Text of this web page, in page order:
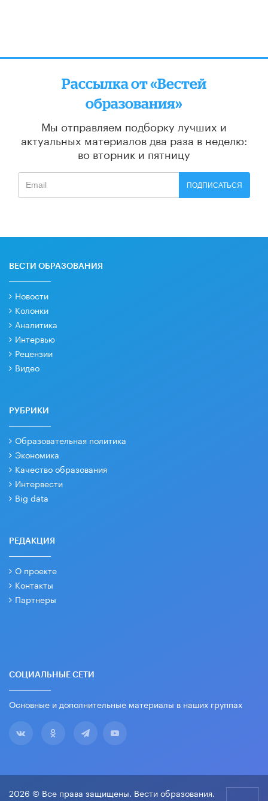
Рассылка от «Вестей
образования»
Мы отправляем подборку лучших и
актуальных материалов два раза в неделю:
во вторник и пятницу
ПОДПИСАТЬСЯ
ВЕСТИ ОБРАЗОВАНИЯ
Новости
Колонки
Аналитика
Интервью
Рецензии
Видео
РУБРИКИ
Образовательная политика
Экономика
Качество образования
Интервести
Big data
РЕДАКЦИЯ
О проекте
Контакты
Партнеры
СОЦИАЛЬНЫЕ СЕТИ
Основные и дополнительные материалы в наших группах
2026 © Все права защищены. Вести образования.